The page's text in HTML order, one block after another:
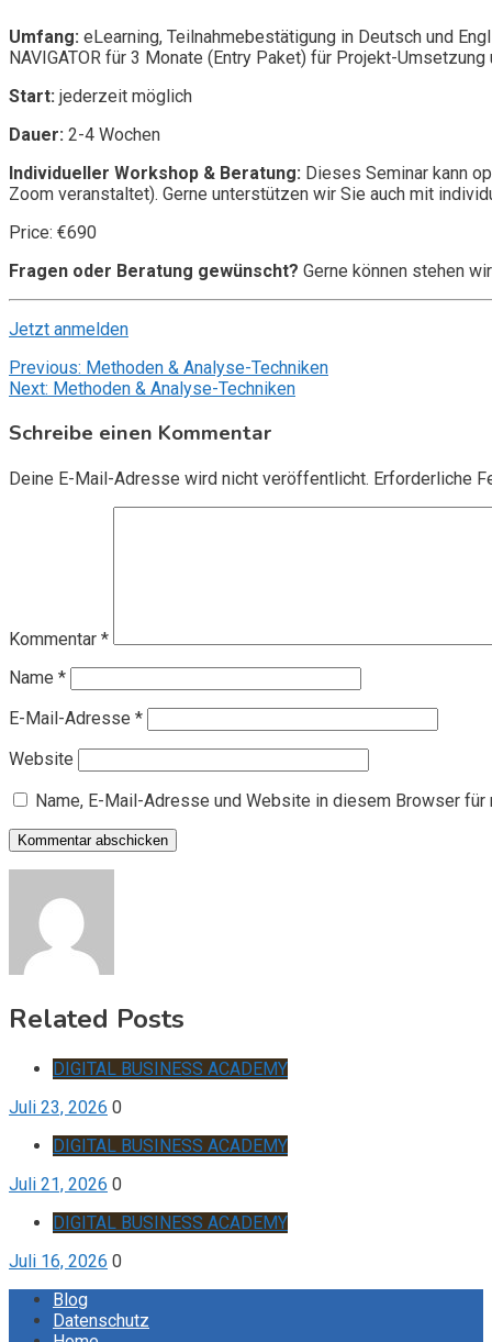
Umfang: eLearning, Teilnahmebestätigung in Deutsch und
NAVIGATOR für 3 Monate (Entry Paket) für Projekt-
Start: jederzeit möglich
Dauer: 2-4 Wochen
Individueller Workshop & Beratung: Dieses Seminar kann
Zoom veranstaltet). Gerne unterstützen wir Sie auch mit
Price: €690
Fragen oder Beratung gewünscht? Gerne können stehen
Jetzt anmelden
Beitragsnavigation
Previous: Methoden & Analyse-Techniken
Next: Methoden & Analyse-Techniken
Schreibe einen Kommentar
Deine E-Mail-Adresse wird nicht veröffentlicht. Erforderliche
Kommentar *
Name *
E-Mail-Adresse *
Website
Name, E-Mail-Adresse und Website in diesem Browser
Related Posts
DIGITAL BUSINESS ACADEMY
Juli 23, 2026 0
DIGITAL BUSINESS ACADEMY
Juli 21, 2026 0
DIGITAL BUSINESS ACADEMY
Juli 16, 2026 0
Blog
Datenschutz